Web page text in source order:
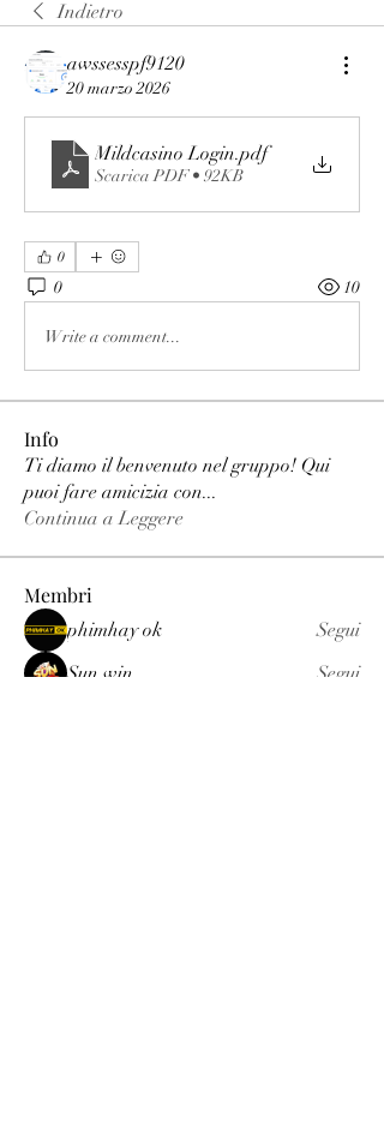
Indietro
awssesspf9120
20 marzo 2026
Mildcasino Login.pdf
Scarica PDF • 92KB
0
0 10
Write a comment...
Info
Ti diamo il benvenuto nel gruppo! Qui
puoi fare amicizia con...
Continua a Leggere
Membri
phimhay ok
Segui
Sun win
Segui